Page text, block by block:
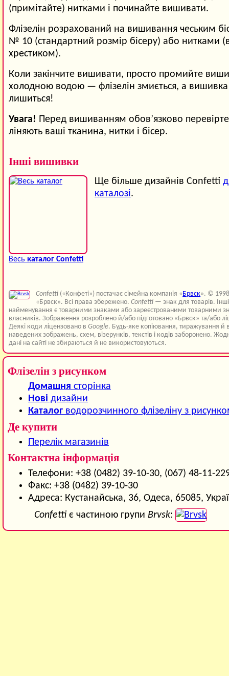
(примітайте) нитками і починайте вишивати.
Флізелін розрахований на вишивання чеським
№ 10 (стандартний розмір бісеру) або нитками
хрестиком).
Коли закінчите вишивати, просто промийте
холодною водою — флізелін змиється, а вишивка
лишиться!
Увага! Перед вишиванням обов’язково
ліняють ваші тканина, нитки і бісер.
Інші вишивки
Весь каталог Confetti
Ще більше дизайнів Confetti
каталозі.
Confetti («Конфеті») постачає сімейна компанія « Брвск». ©
«Брвск». Всі права збережено.Confetti — знак для товарів. Інші
найменування є товарними знаками або зареєстрованими товарними
власників. Зображення розроблено й/або підготовано «Брвск» та/або
Деякі коди ліцензовано в Google. Будь-яке копіювання, тиражування й
наведених зображень, схем, візерунків, текстів і кодів заборонено.
дані на сайті не збираються й не використовуються.
Флізелін з рисунком
Домашня сторінка
Нові дизайни
Каталог водорозчинного флізеліну з
Де купити
Перелік магазинів
Контактна інформація
Телефони: +38 (0482) 39-10-30, (067) 48-11-
Факс: +38 (0482) 39-10-30
Адреса: Кустанайська, 36, Одеса, 65085,
Confettiє частиною групи Brvsk: